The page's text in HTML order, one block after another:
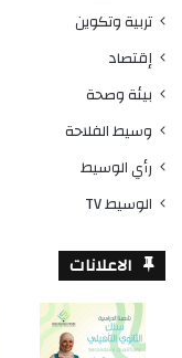
تربية وتكوين
إقتصاد
بيئة وصحة
وسيط الفلاحة
رأي الوسيط
الوسيط TV
الاعلانات